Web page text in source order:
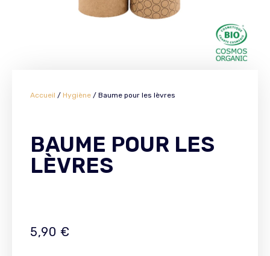
Accueil / Hygiène / Baume pour les lèvres
BAUME POUR LES
LÈVRES
5,90 €